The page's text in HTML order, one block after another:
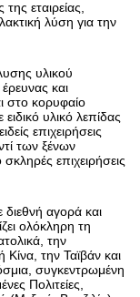
εταιρείας,
λύση για την
υλικού
και
στο κορυφαίο
υλικό λεπίδας
επιχειρήσεις
των ξένων
επιχειρήσεις
διεθνή αγορά και
ολόκληρη τη
την
Κίνα, την Ταϊβάν και
συγκεντρωμένη
Πολιτείες,